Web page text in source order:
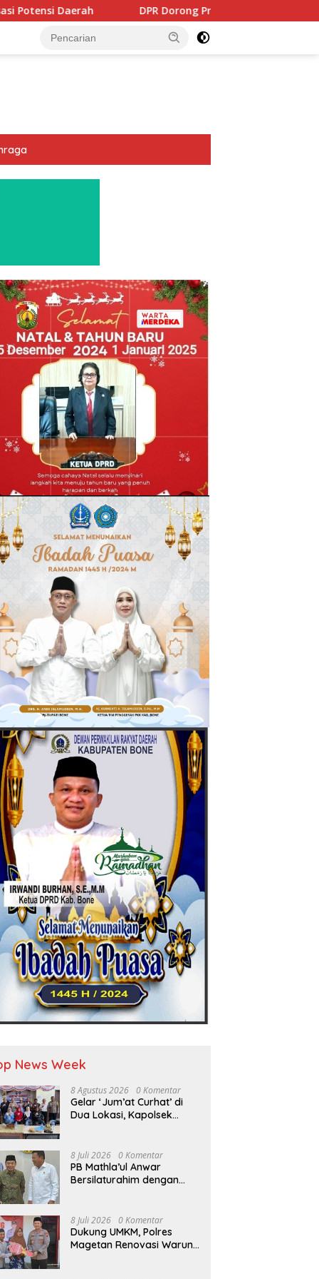
DPR Dorong Program PTSL dan Percepatan Sertifikasi
News Week
8 Agustus 2026 0 Komentar
Gelar ‘Jum’at Curhat’ di
Dua Lokasi, Kapolsek
dan Siap Sikat Peredaran
Miras
8 Juli 2026 0 Komentar
PB Mathla’ul Anwar
Bersilaturahim dengan
Herindra: Bahas Komitmen
Rekat Persatuan dan
Kemajuan NKRI
8 Juli 2026 0 Komentar
Dukung UMKM, Polres
Magetan Renovasi Warung